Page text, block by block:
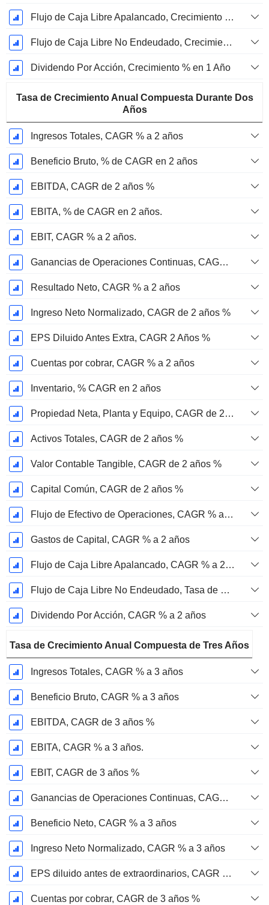
Flujo de Caja Libre Apalancado, Crecimiento de 1 Año %
Flujo de Caja Libre No Endeudado, Crecimiento de 1 Año %
Dividendo Por Acción, Crecimiento % en 1 Año
Tasa de Crecimiento Anual Compuesta Durante Dos
Años
Ingresos Totales, CAGR % a 2 años
Beneficio Bruto, % de CAGR en 2 años
EBITDA, CAGR de 2 años %
EBITA, % de CAGR en 2 años.
EBIT, CAGR % a 2 años.
Ganancias de Operaciones Continuas, CAGR % en 2 años
Resultado Neto, CAGR % a 2 años
Ingreso Neto Normalizado, CAGR de 2 años %
EPS Diluido Antes Extra, CAGR 2 Años %
Cuentas por cobrar, CAGR % a 2 años
Inventario, % CAGR en 2 años
Propiedad Neta, Planta y Equipo, CAGR de 2 años %
Activos Totales, CAGR de 2 años %
Valor Contable Tangible, CAGR de 2 años %
Capital Común, CAGR de 2 años %
Flujo de Efectivo de Operaciones, CAGR % a 2 años
Gastos de Capital, CAGR % a 2 años
Flujo de Caja Libre Apalancado, CAGR % a 2 años
Flujo de Caja Libre No Endeudado, Tasa de Crecimiento Anual Compuesta de 2 Años %
Dividendo Por Acción, CAGR % a 2 años
Tasa de Crecimiento Anual Compuesta de Tres Años
Ingresos Totales, CAGR % a 3 años
Beneficio Bruto, CAGR % a 3 años
EBITDA, CAGR de 3 años %
EBITA, CAGR % a 3 años.
EBIT, CAGR de 3 años %
Ganancias de Operaciones Continuas, CAGR de 3 Años %
Beneficio Neto, CAGR % a 3 años
Ingreso Neto Normalizado, CAGR % a 3 años
EPS diluido antes de extraordinarios, CAGR de 3 años %
Cuentas por cobrar, CAGR de 3 años %